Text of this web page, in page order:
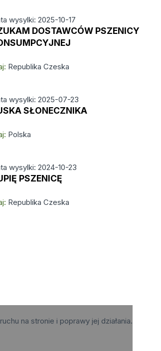
wysylki: 2025-10-17
DOSTAWCÓW PSZENICY
Republika Czeska
wysylki: 2025-07-23
SŁONECZNIKA
Polska
wysylki: 2024-10-23
PSZENICĘ
Republika Czeska
na stronie i poprawy jej działania.